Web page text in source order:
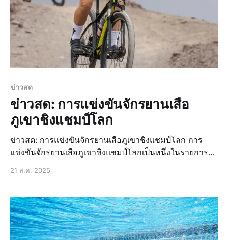
ข่าวสด
ข่าวสด: การแข่งขันจักรยานเสือ
ภูเขาชิงแชมป์โลก
ข่าวสด: การแข่งขันจักรยานเสือภูเขาชิงแชมป์โลก การ
แข่งขันจักรยานเสือภูเขาชิงแชมป์โลกเป็นหนึ่งในรายการ
แข่งขันที่ประเทศสวิตเซอร์แลนด์ ซึ่งเป็นสถานที่ที่มีเส้นทาง
21 ส.ค. 2025